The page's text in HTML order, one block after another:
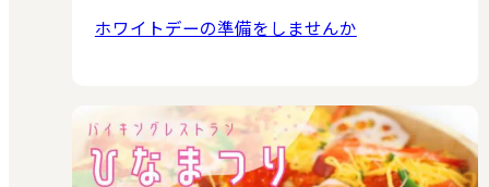
ホワイトデーの準備をしませんか